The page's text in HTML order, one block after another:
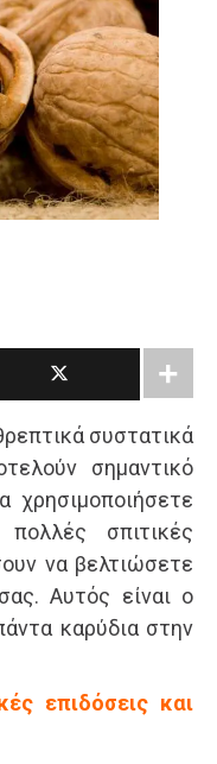
συστατικά
σημαντικό
χρησιμοποιήσετε
σπιτικές
να βελτιώσετε
Αυτός είναι ο
καρύδια στην
επιδόσεις και